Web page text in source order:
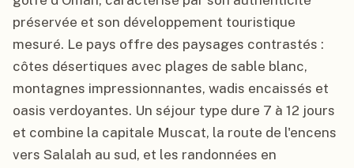
préservée et son développement touristique
mesuré. Le pays offre des paysages contrastés :
côtes désertiques avec plages de sable blanc,
montagnes impressionnantes, wadis encaissés et
oasis verdoyantes. Un séjour type dure 7 à 12 jours
et combine la capitale Muscat, la route de l'encens
vers Salalah au sud, et les randonnées en